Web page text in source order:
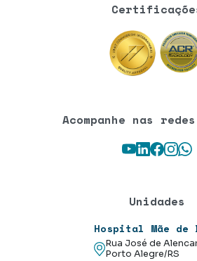
Acompanhe nas
Youtube
LinkedIn
Facebook
Unidades
Hospital Mãe de
Rua José de
Porto Alegre/RS